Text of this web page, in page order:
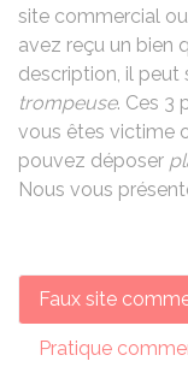
site commercial
avez reçu un bien
description, il peut
trompeuse. Ces 3
vous êtes victime
pouvez déposer
Nous vous
Faux site
Pratique